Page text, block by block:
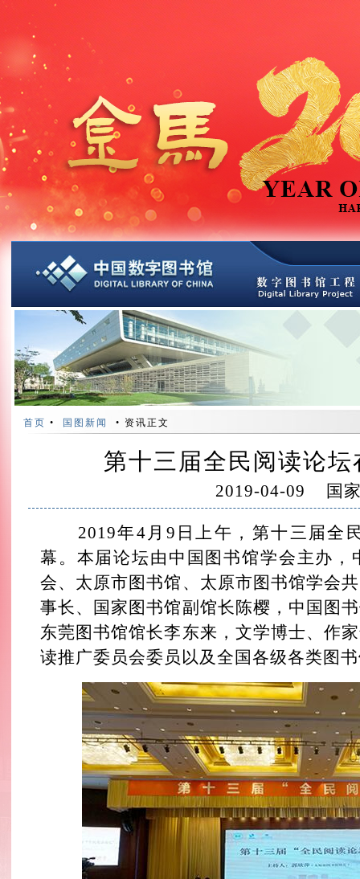
首页 • 国图新闻 • 资讯正文
第十三届全民阅读论
2019-04-09 国
2019年4月9日上午，第十三届全
幕。本届论坛由中国图书馆学会主办
会、太原市图书馆、太原市图书馆学会
事长、国家图书馆副馆长陈樱，中国图
东莞图书馆馆长李东来，文学博士、作
读推广委员会委员以及全国各级各类图